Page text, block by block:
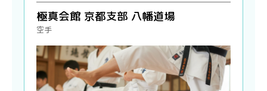
極真会館 京都支部 八幡道場
空手